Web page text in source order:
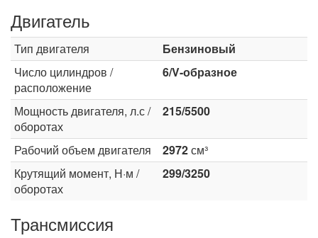
Двигатель
Тип двигателя
Бензиновый
Число цилиндров /
расположение
6/V-образное
Мощность двигателя, л.с /
оборотах
215/5500
Рабочий объем двигателя 2972см³
Крутящий момент, Н·м /
оборотах
299/3250
Трансмиссия